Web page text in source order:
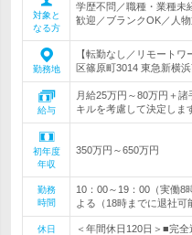
対象と
なる方
学歴不問／職種・業種未
歓迎／ブランクOK／人物
勤務地
【転勤なし／リモート
区篠原町3014 東急新横
給与
月給25万円～80万円＋
キルを考慮して決定しま
初年度
年収
350万円～650万円
勤務
時間
10：00～19：00（実働
よる（18時までに退社可
休日
＜年間休日120日＞■完